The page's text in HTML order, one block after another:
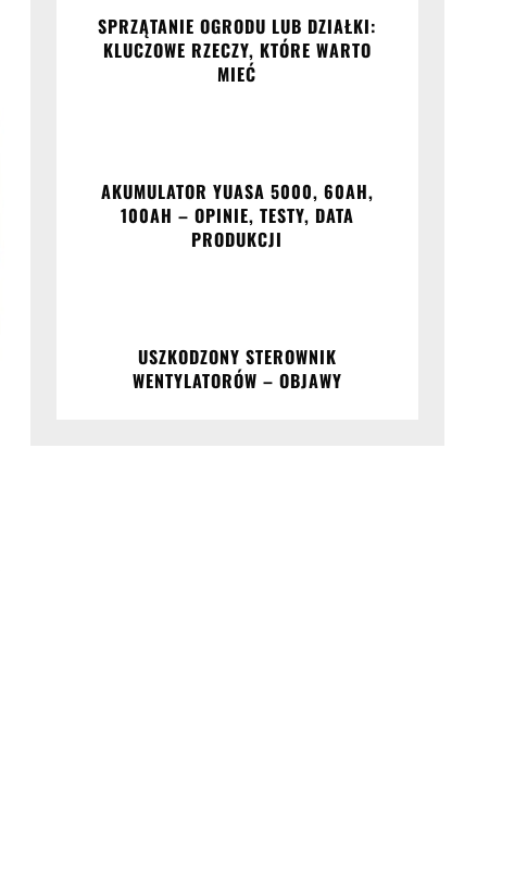
SPRZĄTANIE OGRODU LUB DZIAŁKI:
KLUCZOWE RZECZY, KTÓRE WARTO
MIEĆ
AKUMULATOR YUASA 5000, 60AH,
100AH – OPINIE, TESTY, DATA
PRODUKCJI
USZKODZONY STEROWNIK
WENTYLATORÓW – OBJAWY